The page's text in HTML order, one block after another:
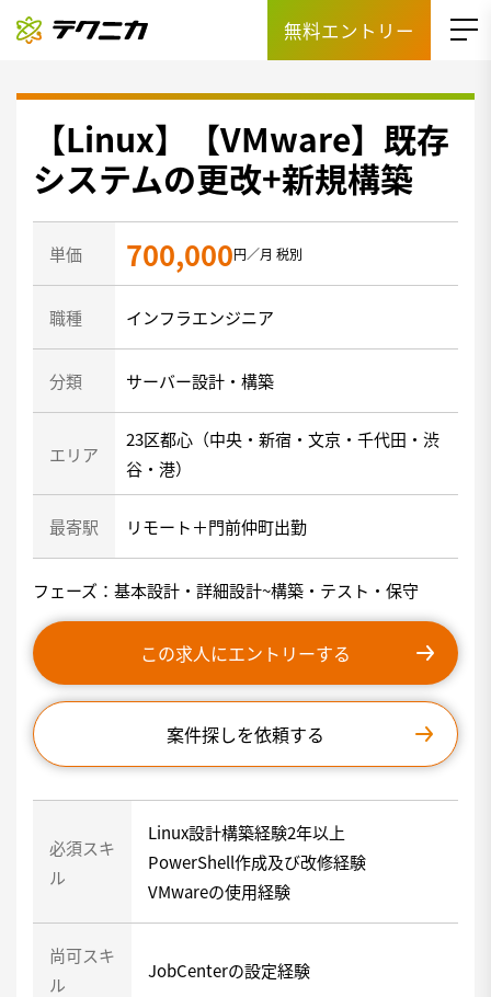
無料エントリー
【Linux】【VMware】既存
システムの更改+新規構築
単価 700,000円／月 税別
職種 インフラエンジニア
分類 サーバー設計・構築
エリア
23区都心（中央・新宿・文京・千代田・渋
谷・港）
最寄駅 リモート＋門前仲町出勤
フェーズ：基本設計・詳細設計~構築・テスト・保守
この求人にエントリーする
案件探しを依頼する
必須スキ
ル
Linux設計構築経験2年以上
PowerShell作成及び改修経験
VMwareの使用経験
尚可スキ
ル
JobCenterの設定経験